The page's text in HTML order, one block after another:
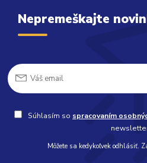
Nepremeškajte
Súhlasím so spracovaním
Môžete sa kedykoľvek odhlásiť.